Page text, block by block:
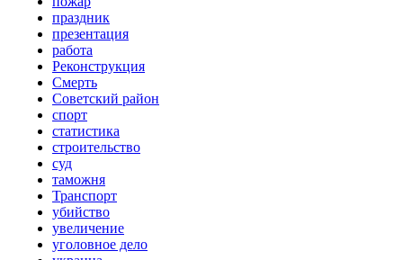
праздник
презентация
работа
Реконструкция
Смерть
Советский район
спорт
статистика
строительство
суд
таможня
Транспорт
убийство
увеличение
уголовное дело